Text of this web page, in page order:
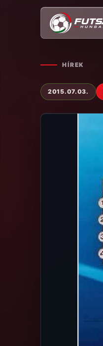
HÍREK
2015.07.03.